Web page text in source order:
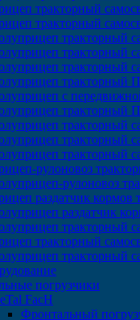
тракторный
тракторный
тракторный
тракторный
тракторный
тракторный
с
тракторный
тракторный
тракторный
тракторный
рулоновоз
рулоновоз
раздатчик
раздатчик
тракторный
тракторный
тракторный
погрузчики
FacH
Фронтальный